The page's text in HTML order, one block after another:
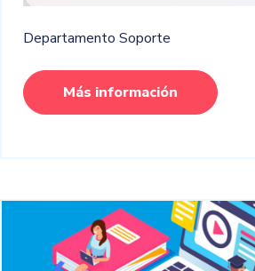
Departamento Soporte
Más información